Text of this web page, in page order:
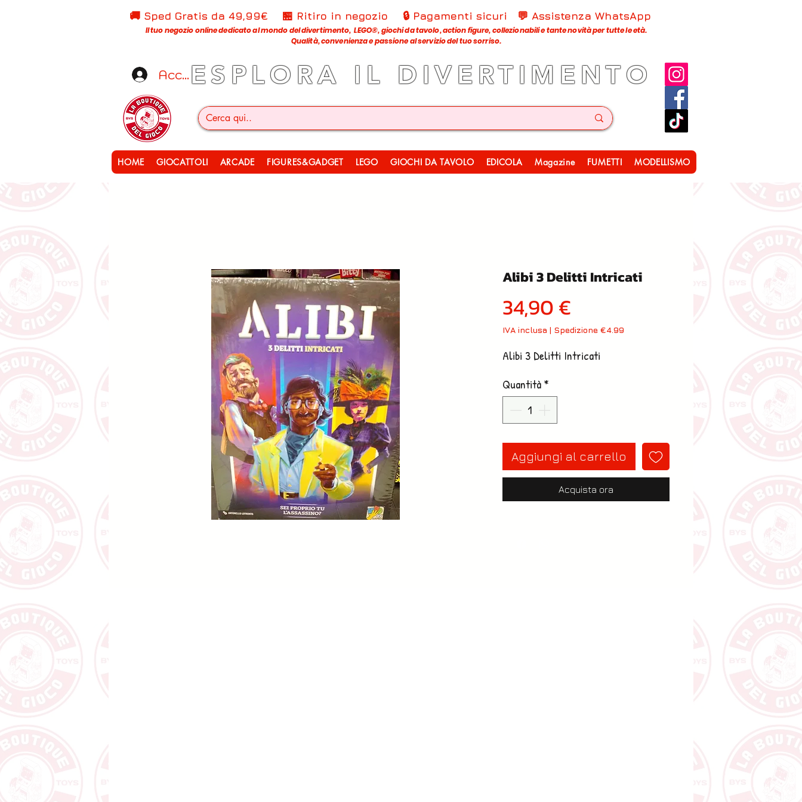
ESPLORA IL DIVERTIMENTO
Accedi
🚚 Sped Gratis da 49,99€ 🏪 Ritiro in negozio 🔒 Pagamenti sicuri 💬 Assistenza WhatsApp
Il tuo negozio online dedicato al mondo del divertimento, LEGO®, giochi da tavolo, action figure, collezionabili e tante novità per tutte le età.
Qualità, convenienza e passione al servizio del tuo sorriso.
HOME GIOCATTOLI ARCADE FIGURES&GADGET LEGO GIOCHI DA TAVOLO EDICOLA Magazine FUMETTI MODELLISMO
Alibi 3 Delitti Intricati
34,90 €
IVA inclusa | Spedizione €4.99
Alibi 3 Delitti Intricati
Quantità*
Aggiungi al carrello
Acquista ora